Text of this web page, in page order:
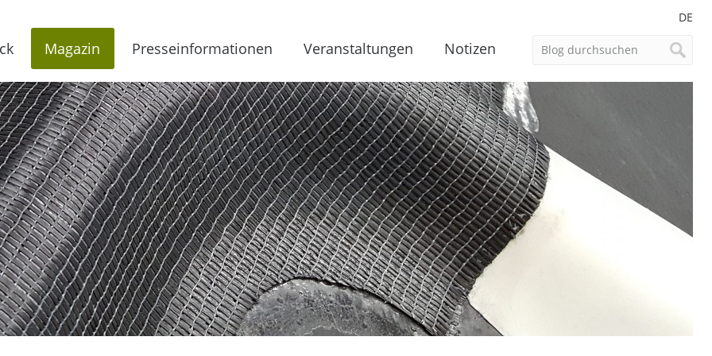
DE
Magazin Presseinformationen Veranstaltungen Notizen